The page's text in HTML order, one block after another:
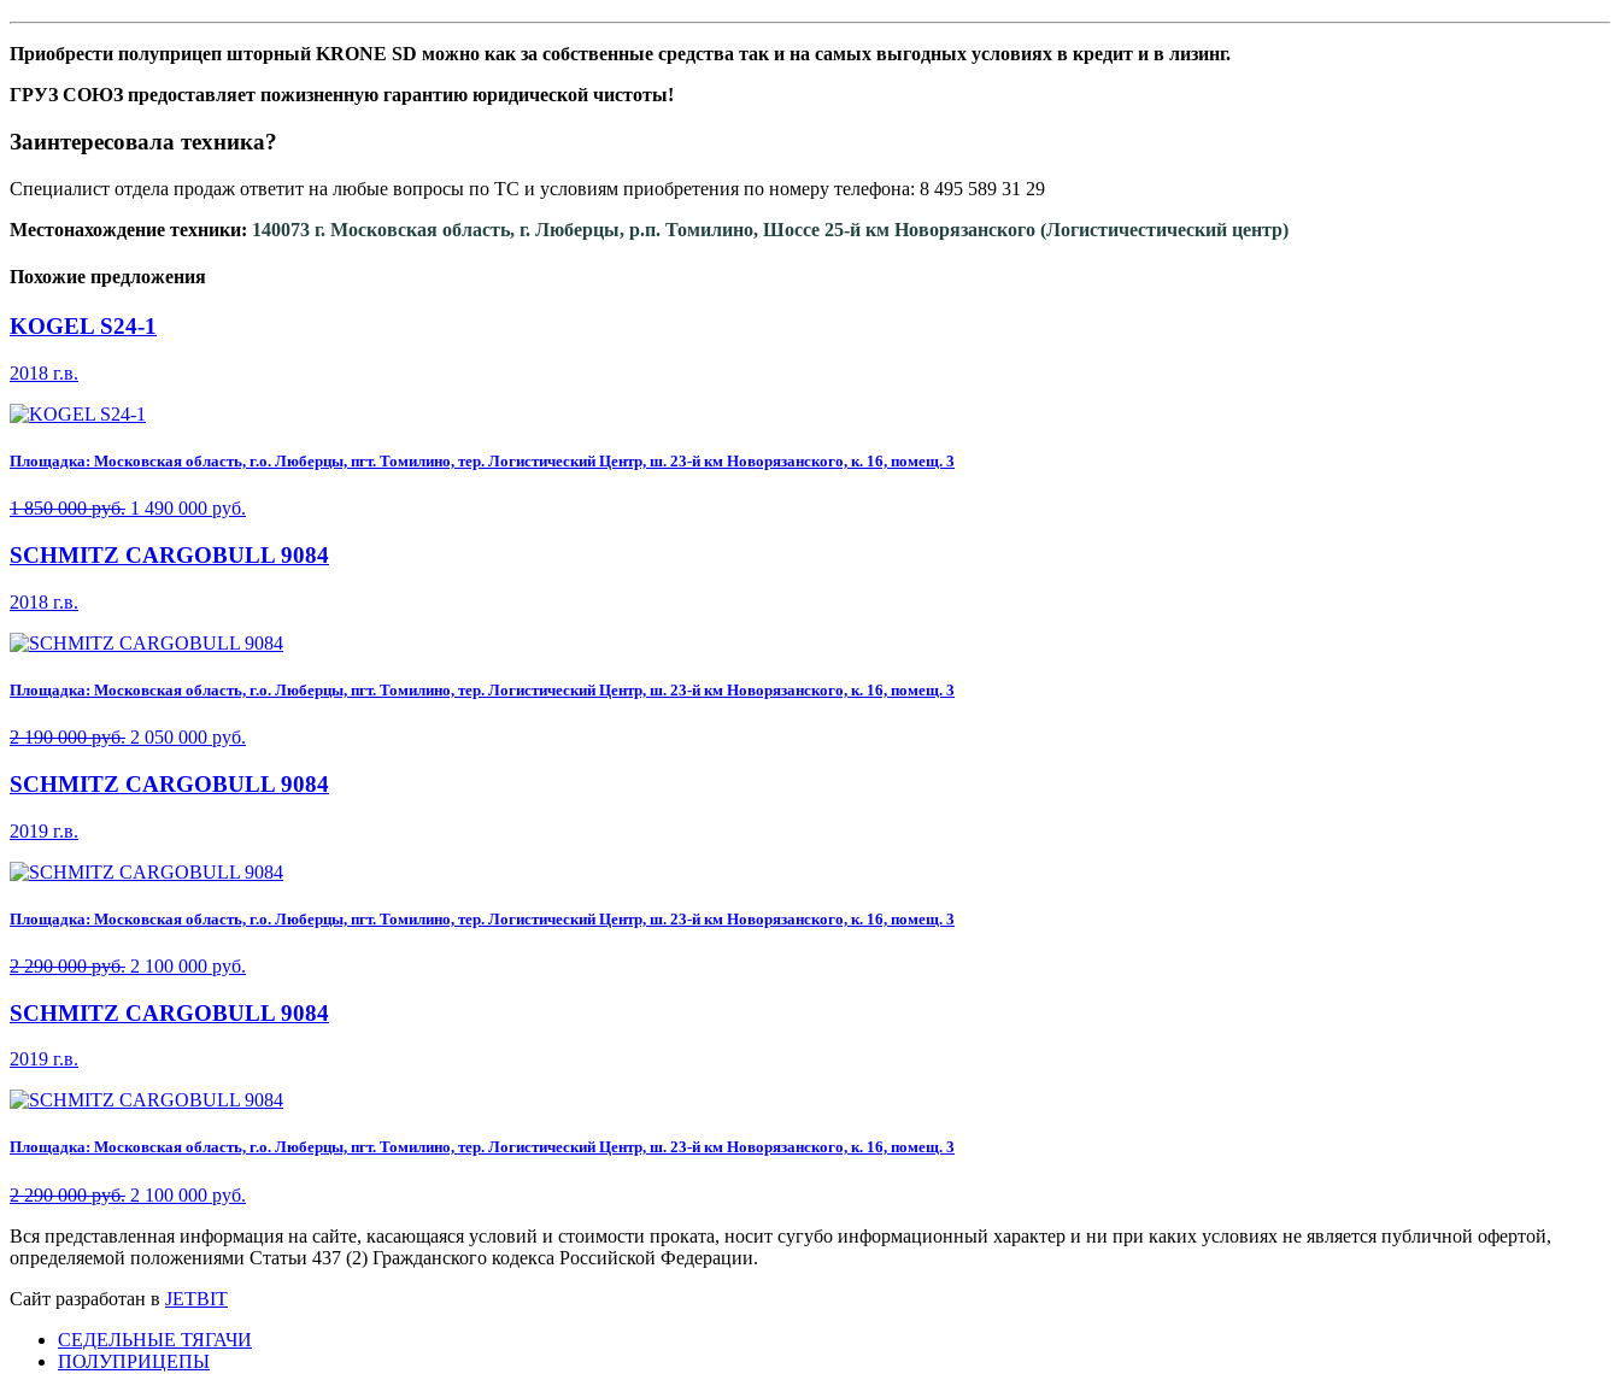
Приобрести полуприцеп шторный KRONE SD можно как за собственные средства так и на самых выгодных условиях в кредит и в лизинг.
ГРУЗ СОЮЗ предоставляет пожизненную гарантию юридической чистоты!
Заинтересовала техника?
Специалист отдела продаж ответит на любые вопросы по ТС и условиям приобретения по номеру телефона: 8 495 589 31 29
Местонахождение техники: 140073 г. Московская область, г. Люберцы, р.п. Томилино, Шоссе 25-й км Новорязанского (Логистичестический центр)
Похожие предложения
KOGEL S24-1
2018 г.в.
Площадка: Московская область, г.о. Люберцы, пгт. Томилино, тер. Логистический Центр, ш. 23-й км Новорязанского, к. 16, помещ. 3
1 850 000 руб. 1 490 000 руб.
SCHMITZ CARGOBULL 9084
2018 г.в.
Площадка: Московская область, г.о. Люберцы, пгт. Томилино, тер. Логистический Центр, ш. 23-й км Новорязанского, к. 16, помещ. 3
2 190 000 руб. 2 050 000 руб.
SCHMITZ CARGOBULL 9084
2019 г.в.
Площадка: Московская область, г.о. Люберцы, пгт. Томилино, тер. Логистический Центр, ш. 23-й км Новорязанского, к. 16, помещ. 3
2 290 000 руб. 2 100 000 руб.
SCHMITZ CARGOBULL 9084
2019 г.в.
Площадка: Московская область, г.о. Люберцы, пгт. Томилино, тер. Логистический Центр, ш. 23-й км Новорязанского, к. 16, помещ. 3
2 290 000 руб. 2 100 000 руб.
Вся представленная информация на сайте, касающаяся условий и стоимости проката, носит сугубо информационный характер и ни при каких условиях не является публичной офертой,
определяемой положениями Статьи 437 (2) Гражданского кодекса Российской Федерации.
Сайт разработан в JETBIT
СЕДЕЛЬНЫЕ ТЯГАЧИ
ПОЛУПРИЦЕПЫ